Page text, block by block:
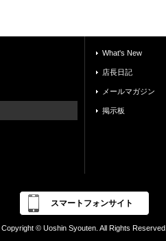
What's New
店長日記
メールマガジン
掲示板
スマートフォンサイト
Copyright © Uoshin Syouten. All Rights Reserved.